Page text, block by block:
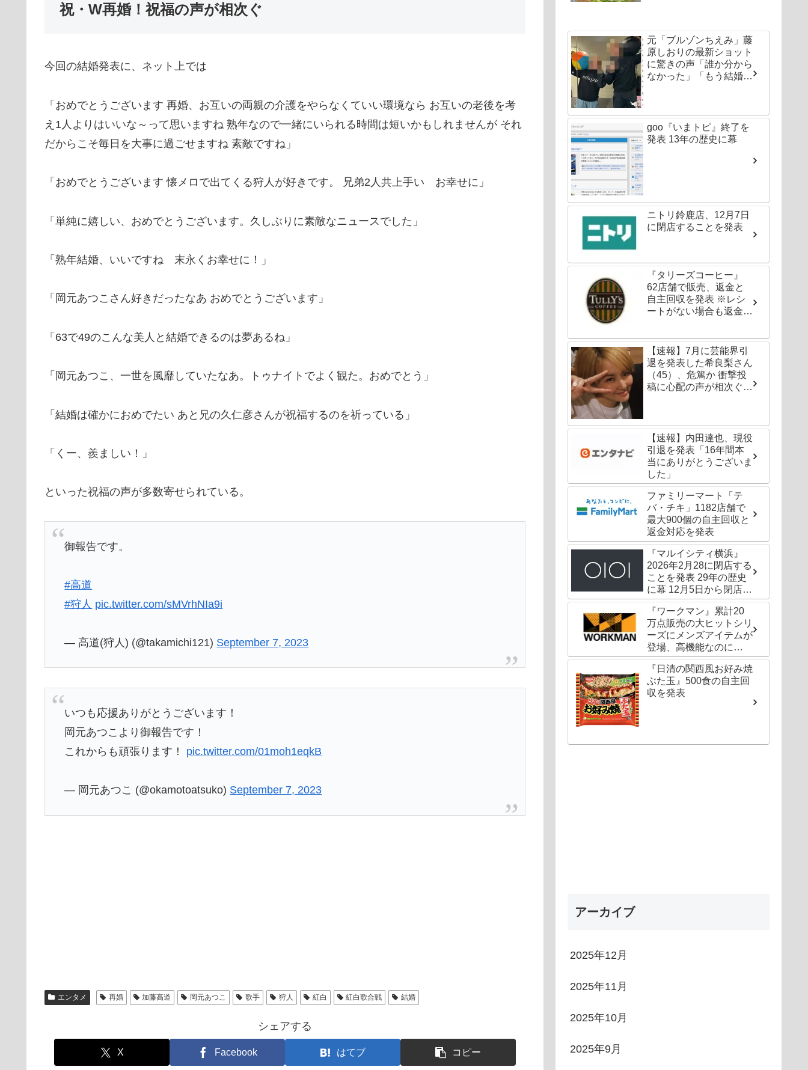
祝・W再婚！祝福の声が相次ぐ
今回の結婚発表に、ネット上では
「おめでとうございます 再婚、お互いの両親の介護をやらなくていい環境なら お互いの老後を考
え1人よりはいいな～って思いますね 熟年なので一緒にいられる時間は短いかもしれませんが それ
だからこそ毎日を大事に過ごせますね 素敵ですね」
「おめでとうございます 懐メロで出てくる狩人が好きです。 兄弟2人共上手い お幸せに」
「単純に嬉しい、おめでとうございます。久しぶりに素敵なニュースでした」
「熟年結婚、いいですね 末永くお幸せに！」
「岡元あつこさん好きだったなあ おめでとうございます」
「63で49のこんな美人と結婚できるのは夢あるね」
「岡元あつこ、一世を風靡していたなあ。トゥナイトでよく観た。おめでとう」
「結婚は確かにおめでたい あと兄の久仁彦さんが祝福するのを祈っている」
「くー、羨ましい！」
といった祝福の声が多数寄せられている。
御報告です。
#高道
#狩人 pic.twitter.com/sMVrhNIa9i
— 高道(狩人) (@takamichi121) September 7, 2023
いつも応援ありがとうございます！
岡元あつこより御報告です！
これからも頑張ります！ pic.twitter.com/01moh1eqkB
— 岡元あつこ (@okamotoatsuko) September 7, 2023
エンタメ 再婚 加藤高道 岡元あつこ 歌手 狩人 紅白 紅白歌合戦 結婚
シェアする
X Facebook はてブ コピー
元「ブルゾンちえみ」藤
原しおりの最新ショット
に驚きの声「誰か分から
なかった」「もう結婚し
goo『いまトピ』終了を
発表 13年の歴史に幕
ニトリ鈴鹿店、12月7日
に閉店することを発表
『タリーズコーヒー』
62店舗で販売、返金と
自主回収を発表 ※レシ
ートがない場合も返金対
【速報】7月に芸能界引
退を発表した希良梨さん
（45）、危篤か 衝撃投
稿に心配の声が相次ぐ
【速報】内田達也、現役
引退を発表「16年間本
当にありがとうございま
した」
ファミリーマート「テ
バ・チキ」1182店舗で
最大900個の自主回収と
返金対応を発表
『マルイシティ横浜』
2026年2月28に閉店する
ことを発表 29年の歴史
に幕 12月5日から閉店セ
ールも
『ワークマン』累計20
万点販売の大ヒットシリ
ーズにメンズアイテムが
登場、高機能なのに
1000円以下〜の圧倒的
コスパ
『日清の関西風お好み焼
ぶた玉』500食の自主回
収を発表
アーカイブ
2025年12月
2025年11月
2025年10月
2025年9月